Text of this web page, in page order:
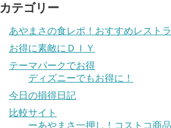
カテゴリー
あやまさの食レポ！おすすめレスト
お得に素敵にＤＩＹ
テーマパークでお得
ディズニーでもお得に！
今日の損得日記
比較サイト
ーあやまさ一押し！コストコ商品